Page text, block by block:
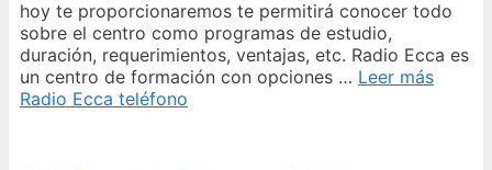
hoy te proporcionaremos te permitirá conocer todo
sobre el centro como programas de estudio,
duración, requerimientos, ventajas, etc. Radio Ecca es
un centro de formación con opciones … Leer más
Radio Ecca teléfono